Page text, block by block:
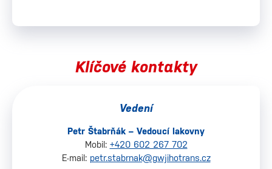
Klíčové kontakty
Vedení
Petr Štabrňák – Vedoucí lakovny
Mobil: +420 602 267 702
E-mail: petr.stabrnak@gwjihotrans.cz